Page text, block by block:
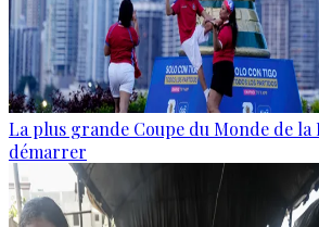
La plus grande Coupe du Monde de la
démarrer